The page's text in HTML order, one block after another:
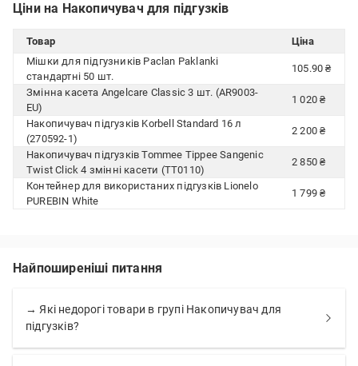
Ціни на Накопичувач для підгузків
Товар
Ціна
Мішки для підгузників Paclan Paklanki
стандартні 50 шт.
105.90 ₴
Змінна касета Angelcare Classic 3 шт. (AR9003-
EU)
1 020 ₴
Накопичувач підгузків Korbell Standard 16 л
(270592-1)
2 200 ₴
Накопичувач підгузків Tommee Tippee Sangenic
Twist Click 4 змінні касети (TT0110)
2 850 ₴
Контейнер для використаних підгузків Lionelo
PUREBIN White
1 799 ₴
Найпоширеніші питання
→ Які недорогі товари в групі Накопичувач для
підгузків?